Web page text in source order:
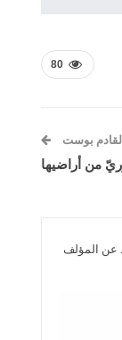
80
القادم بوست
من أراضيها
عن المؤلف